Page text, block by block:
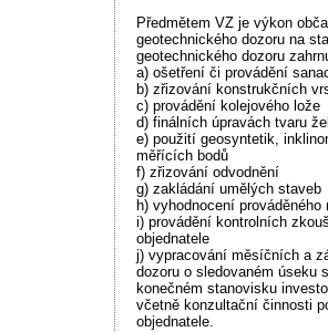
Předmětem VZ je výkon
geotechnického dozoru na
geotechnického dozoru
a) ošetření či provádění
b) zřizování konstrukčních
c) provádění kolejového lože
d) finálních úpravách tvaru
e) použití geosyntetik,
měřících bodů
f) zřizování odvodnění
g) zakládání umělých staveb
h) vyhodnocení prováděného
i) provádění kontrolních
objednatele
j) vypracování měsíčních a
dozoru o sledovaném úseku
konečném stanovisku
včetně konzultační činnosti
objednatele.